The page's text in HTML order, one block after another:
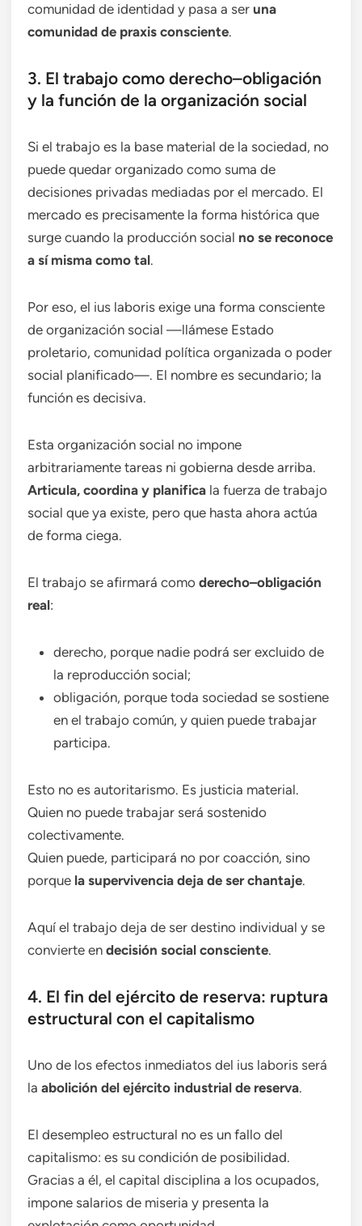
comunidad de identidad y pasa a ser una
comunidad de praxis consciente.
3. El trabajo como derecho–obligación
y la función de la organización social
Si el trabajo es la base material de la sociedad, no
puede quedar organizado como suma de
decisiones privadas mediadas por el mercado. El
mercado es precisamente la forma histórica que
surge cuando la producción social no se reconoce
a sí misma como tal.
Por eso, el ius laboris exige una forma consciente
de organización social —llámese Estado
proletario, comunidad política organizada o poder
social planificado—. El nombre es secundario; la
función es decisiva.
Esta organización social no impone
arbitrariamente tareas ni gobierna desde arriba.
Articula, coordina y planifica la fuerza de trabajo
social que ya existe, pero que hasta ahora actúa
de forma ciega.
El trabajo se afirmará como derecho–obligación
real:
derecho, porque nadie podrá ser excluido de
la reproducción social;
obligación, porque toda sociedad se sostiene
en el trabajo común, y quien puede trabajar
participa.
Esto no es autoritarismo. Es justicia material.
Quien no puede trabajar será sostenido
colectivamente.
Quien puede, participará no por coacción, sino
porque la supervivencia deja de ser chantaje.
Aquí el trabajo deja de ser destino individual y se
convierte en decisión social consciente.
4. El fin del ejército de reserva: ruptura
estructural con el capitalismo
Uno de los efectos inmediatos del ius laboris será
la abolición del ejército industrial de reserva.
El desempleo estructural no es un fallo del
capitalismo: es su condición de posibilidad.
Gracias a él, el capital disciplina a los ocupados,
impone salarios de miseria y presenta la